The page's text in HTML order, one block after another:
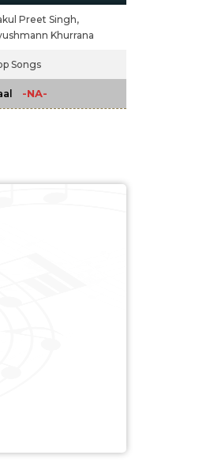
Preet Singh,
Khurrana
Songs
-NA-